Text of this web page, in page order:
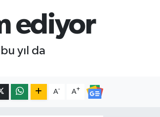
ediyor
yıl da
A- A+